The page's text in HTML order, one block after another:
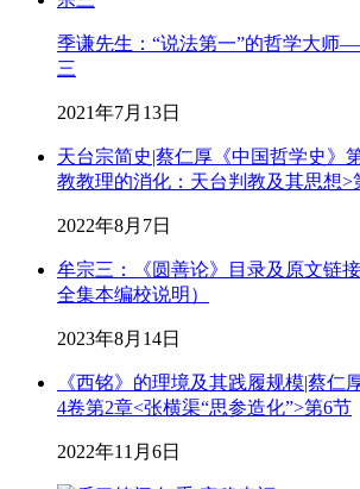
季谦先生：“说法第一”的哲学大师
三
2021年7月13日
天台宗简史|蔡仁厚《中国哲学史》
教教理的消化：天台判教及其思想>
2022年8月7日
牟宗三：《圆善论》目录及原文链
全集本编校说明）
2023年8月14日
《西铭》的理境及其践履规模|蔡仁
4卷第2章<张横渠“思参造化”>第6节
2022年11月6日